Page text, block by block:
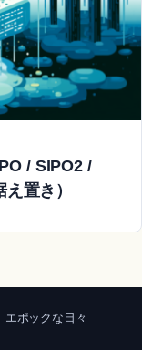
/ SIPO2 /
置き）
エポックな日々